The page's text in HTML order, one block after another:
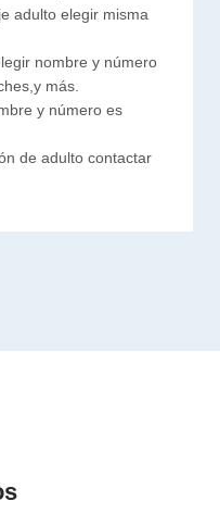
adulto elegir misma
nombre y número
más.
y número es
de adulto contactar